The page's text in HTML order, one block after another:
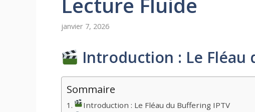
janvier 7, 2026
Introduction : Le Fléau
Sommaire
Introduction : Le Fléau du Buffering IPTV